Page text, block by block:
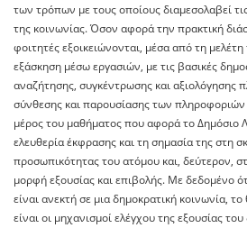
των τρόπων με τους οποίους διαμεσολαβεί
της κοινωνίας. Όσον αφορά την πρακτική
φοιτητές εξοικειώνονται, μέσα από τη
εξάσκηση μέσω εργασιών, με τις βασικές
αναζήτησης, συγκέντρωσης και αξιολόγησης
σύνθεσης και παρουσίασης των
μέρος του μαθήματος που αφορά το Δημόσιο
ελευθερία έκφρασης και τη σημασία της στη
προσωπικότητας του ατόμου και, δεύτερον,
μορφή εξουσίας και επιβολής. Με δεδομένο
είναι ανεκτή σε μια δημοκρατική κοινωνία,
είναι οι μηχανισμοί ελέγχου της εξουσίας